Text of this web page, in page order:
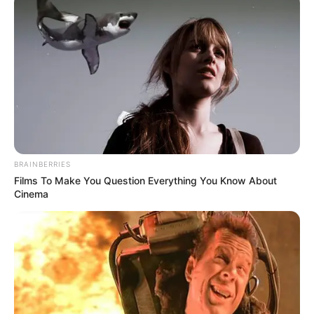
de
Badebucht Wedel (rechts der Elbe inSchleswig-Hol
) - In einer großen Badelandschaft, die als
Fachwerkkulisse gestaltet wurde, gibt es das ganze
Jahr über in verschiedenen Becken Badespaß für
die ganze Familie; mit Piratenschiff,
Wasserrutschen, Warmsprudelbecken, mehreren
Saunen und vielem mehr. Informationen unter
badebucht.de
Industriemuseum Elmshorn - Auf vier Etagen wird in
Entwicklung der Industrialisierung gezeigt. Zu sehen
gibt es unter anderem eine Dampfmaschine und
Maschinen der Lederindustrie. Unterstützt wird die
Ausstellung durch Multimedia- und
Mitmachstationen. Weitere Informationen unterIndu
striemuseum Elmshorn.
BRAINBERRIES
Films To Make You Question Everything You Know About
Cinema